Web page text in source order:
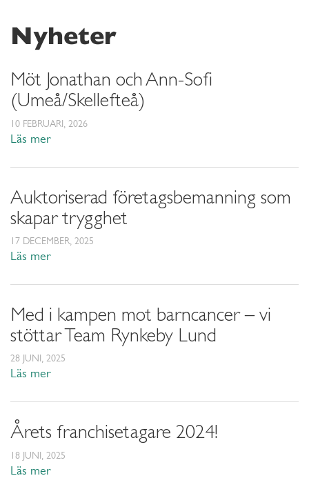
Nyheter
Möt Jonathan och Ann-Sofi
(Umeå/Skellefteå)
10 FEBRUARI, 2026
Läs mer
Auktoriserad företagsbemanning som
skapar trygghet
17 DECEMBER, 2025
Läs mer
Med i kampen mot barncancer – vi
stöttar Team Rynkeby Lund
28 JUNI, 2025
Läs mer
Årets franchisetagare 2024!
18 JUNI, 2025
Läs mer